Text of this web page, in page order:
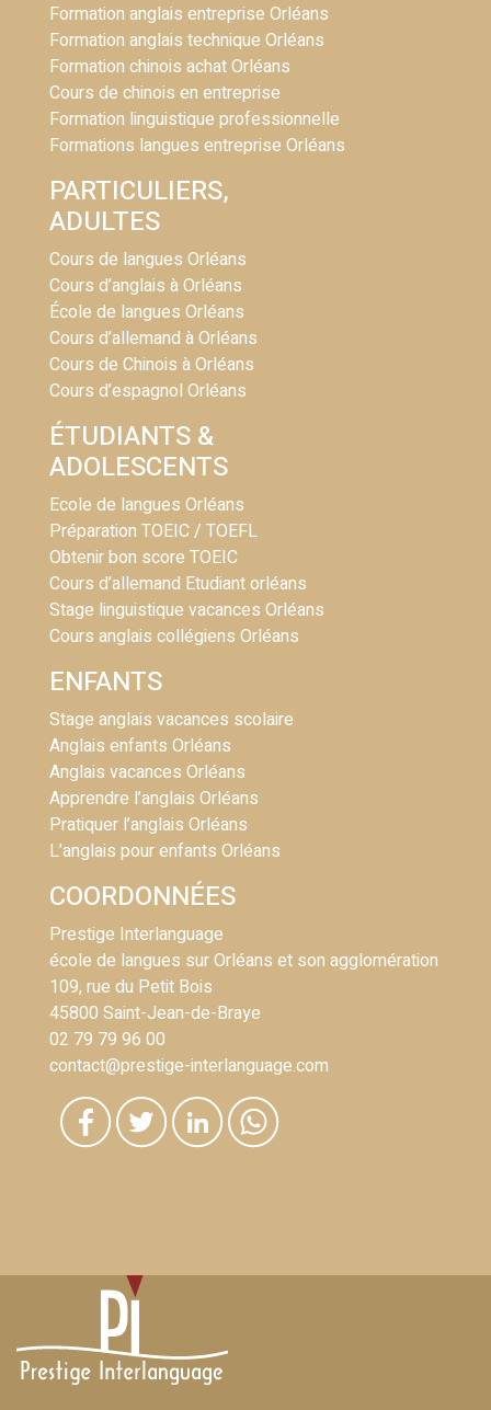
Formation anglais entreprise Orléans
Formation anglais technique Orléans
Formation chinois achat Orléans
Cours de chinois en entreprise
Formation linguistique professionnelle
Formations langues entreprise Orléans
PARTICULIERS,
ADULTES
Cours de langues Orléans
Cours d’anglais à Orléans
École de langues Orléans
Cours d’allemand à Orléans
Cours de Chinois à Orléans
Cours d’espagnol Orléans
ÉTUDIANTS &
ADOLESCENTS
Ecole de langues Orléans
Préparation TOEIC / TOEFL
Obtenir bon score TOEIC
Cours d’allemand Etudiant orléans
Stage linguistique vacances Orléans
Cours anglais collégiens Orléans
ENFANTS
Stage anglais vacances scolaire
Anglais enfants Orléans
Anglais vacances Orléans
Apprendre l’anglais Orléans
Pratiquer l’anglais Orléans
L’anglais pour enfants Orléans
COORDONNÉES
Prestige Interlanguage
école de langues sur Orléans et son agglomération
109, rue du Petit Bois
45800 Saint-Jean-de-Braye
02 79 79 96 00
contact@prestige-interlanguage.com